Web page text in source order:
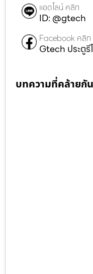
แอดไลน์ คลิก
ID: @gtech
Facebook คลิก
Gtech ประตูรี
บทความที่คล้ายกัน